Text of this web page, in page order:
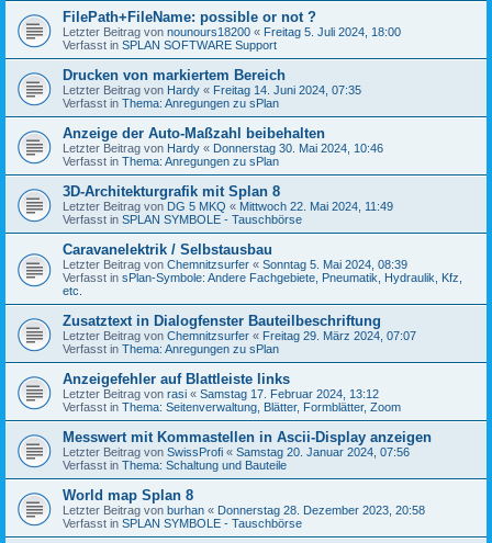
FilePath+FileName: possible or not ?
Letzter Beitrag von nounours18200 « Freitag 5. Juli 2024, 18:00
Verfasst in SPLAN SOFTWARE Support
Drucken von markiertem Bereich
Letzter Beitrag von Hardy « Freitag 14. Juni 2024, 07:35
Verfasst in Thema: Anregungen zu sPlan
Anzeige der Auto-Maßzahl beibehalten
Letzter Beitrag von Hardy « Donnerstag 30. Mai 2024, 10:46
Verfasst in Thema: Anregungen zu sPlan
3D-Architekturgrafik mit Splan 8
Letzter Beitrag von DG 5 MKQ « Mittwoch 22. Mai 2024, 11:49
Verfasst in SPLAN SYMBOLE - Tauschbörse
Caravanelektrik / Selbstausbau
Letzter Beitrag von Chemnitzsurfer « Sonntag 5. Mai 2024, 08:39
Verfasst in sPlan-Symbole: Andere Fachgebiete, Pneumatik, Hydraulik, Kfz,
etc.
Zusatztext in Dialogfenster Bauteilbeschriftung
Letzter Beitrag von Chemnitzsurfer « Freitag 29. März 2024, 07:07
Verfasst in Thema: Anregungen zu sPlan
Anzeigefehler auf Blattleiste links
Letzter Beitrag von rasi « Samstag 17. Februar 2024, 13:12
Verfasst in Thema: Seitenverwaltung, Blätter, Formblätter, Zoom
Messwert mit Kommastellen in Ascii-Display anzeigen
Letzter Beitrag von SwissProfi « Samstag 20. Januar 2024, 07:56
Verfasst in Thema: Schaltung und Bauteile
World map Splan 8
Letzter Beitrag von burhan « Donnerstag 28. Dezember 2023, 20:58
Verfasst in SPLAN SYMBOLE - Tauschbörse